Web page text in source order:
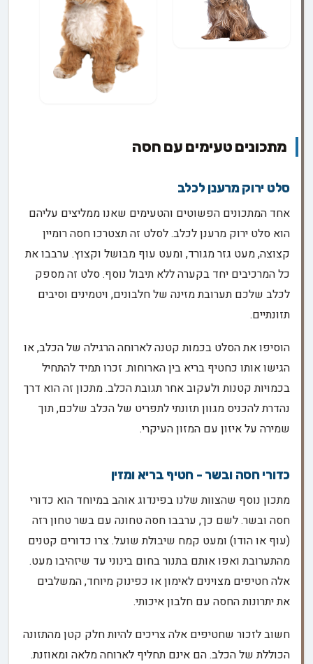
מתכונים טעימים עם חסה
סלט ירוק מרענן לכלב
אחד המתכונים הפשוטים והטעימים שאנו ממליצים עליהם
הוא סלט ירוק מרענן לכלב. לסלט זה תצטרכו חסה רומיין
קצוצה, מעט גזר מגורד, ומעט עוף מבושל וקצוץ. ערבבו את
כל המרכיבים יחד בקערה ללא תיבול נוסף. סלט זה מספק
לכלב שלכם תערובת מזינה של חלבונים, ויטמינים וסיבים
תזונתיים.
הוסיפו את הסלט בכמות קטנה לארוחה הרגילה של הכלב, או
הגישו אותו כחטיף בריא בין הארוחות. זכרו תמיד להתחיל
בכמויות קטנות ולעקוב אחר תגובת הכלב. מתכון זה הוא דרך
נהדרת להכניס מגוון תזונתי לתפריט של הכלב שלכם, תוך
שמירה על איזון עם המזון העיקרי.
כדורי חסה ובשר - חטיף בריא ומזין
מתכון נוסף שהצוות שלנו בפינדוג אוהב במיוחד הוא כדורי
חסה ובשר. לשם כך, ערבבו חסה טחונה עם בשר טחון רזה
(עוף או הודו) ומעט קמח שיבולת שועל. צרו כדורים קטנים
מהתערובת ואפו אותם בתנור בחום בינוני עד שיזהיבו מעט.
אלה חטיפים מצוינים לאימון או כפינוק מיוחד, המשלבים
את יתרונות החסה עם חלבון איכותי.
חשוב לזכור שחטיפים אלה צריכים להיות חלק קטן מהתזונה
הכוללת של הכלב. הם אינם תחליף לארוחה מלאה ומאוזנת.